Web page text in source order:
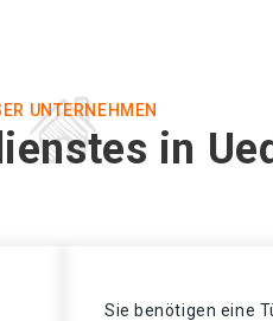
UNTERNEHMEN
in
Sie benötigen eine